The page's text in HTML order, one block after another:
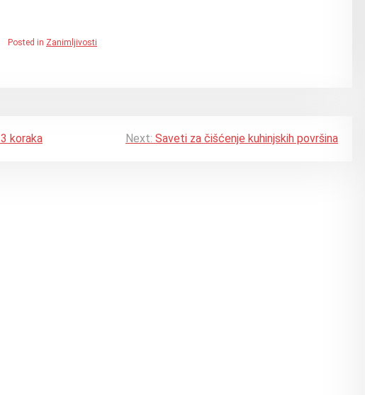
Posted in Zanimljivosti
koraka Next: Saveti za čišćenje kuhinjskih površina